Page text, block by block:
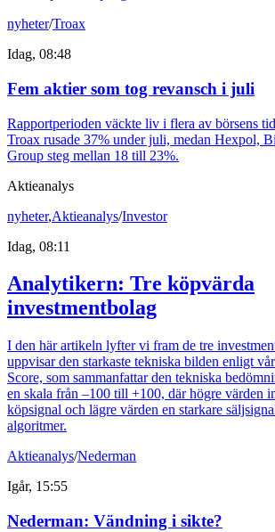
nyheter/Troax
Idag, 08:48
Fem aktier som tog revansch i juli
Rapportperioden väckte liv i flera av börsens
Troax rusade 37% under juli, medan Hexpol,
Group steg mellan 18 till 23%.
Aktieanalys
nyheter,Aktieanalys/Investor
Idag, 08:11
Analytikern: Tre köpvärda
investmentbolag
I den här artikeln lyfter vi fram de tre
uppvisar den starkaste tekniska bilden enligt
Score, som sammanfattar den tekniska
en skala från –100 till +100, där högre värden
köpsignal och lägre värden en starkare
algoritmer.
Aktieanalys/Nederman
Igår, 15:55
Nederman: Vändning i sikte?